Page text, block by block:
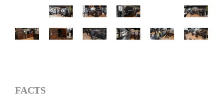
FACTS